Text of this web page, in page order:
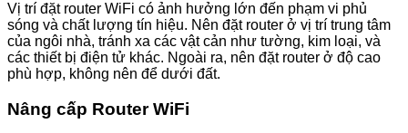
Vị trí đặt router WiFi có ảnh hưởng lớn đến phạm vi phủ
sóng và chất lượng tín hiệu. Nên đặt router ở vị trí trung tâm
của ngôi nhà, tránh xa các vật cản như tường, kim loại, và
các thiết bị điện tử khác. Ngoài ra, nên đặt router ở độ cao
phù hợp, không nên để dưới đất.
Nâng cấp Router WiFi